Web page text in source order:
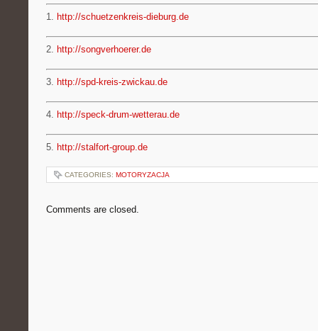
1. http://schuetzenkreis-dieburg.de
2. http://songverhoerer.de
3. http://spd-kreis-zwickau.de
4. http://speck-drum-wetterau.de
5. http://stalfort-group.de
CATEGORIES: MOTORYZACJA
Comments are closed.